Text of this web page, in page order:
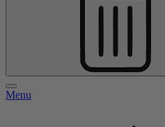
Menu